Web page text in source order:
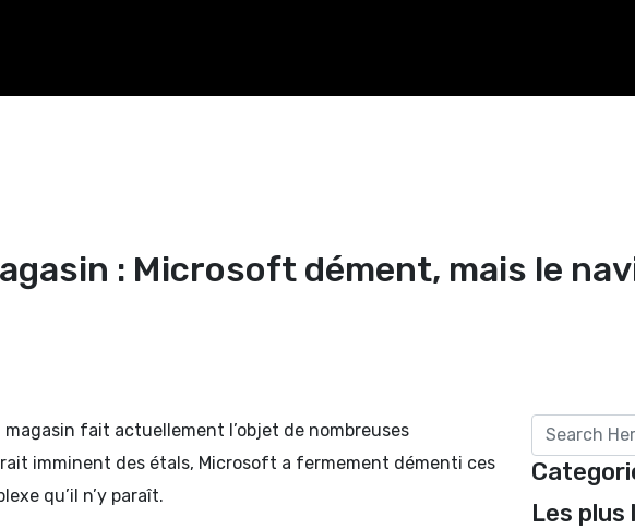
: Microsoft dément, mais le
magasin fait actuellement l’objet de nombreuses
imminent des étals, Microsoft a fermement démenti ces
qu’il n’y paraît.
Les plus